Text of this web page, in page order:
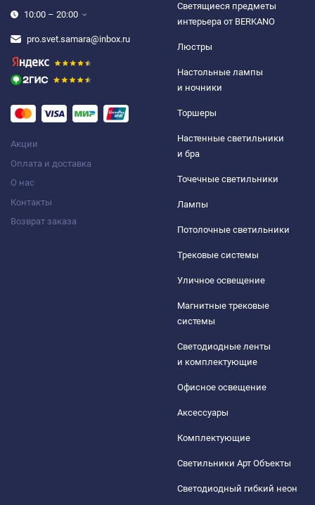
10:00 – 20:00
pro.svet.samara@inbox.ru
Акции
Оплата и доставка
О нас
Контакты
Возврат заказа
Светящиеся предметы
интерьера от BERKANO
Люстры
Настольные лампы
и ночники
Торшеры
Настенные светильники
и бра
Точечные светильники
Лампы
Потолочные светильники
Трековые системы
Уличное освещение
Магнитные трековые
системы
Светодиодные ленты
и комплектующие
Офисное освещение
Аксессуары
Комплектующие
Светильники Арт Объекты
Светодиодный гибкий неон